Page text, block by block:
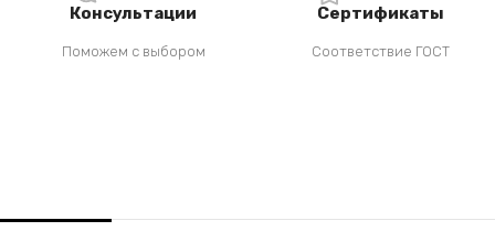
Консультации
Поможем с выбором
Сертификаты
Соответствие ГОСТ